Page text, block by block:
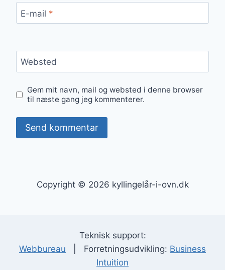
E-mail *
Websted
Gem mit navn, mail og websted i denne browser
til næste gang jeg kommenterer.
Copyright © 2026 kyllingelår-i-ovn.dk
Teknisk support:
Webbureau | Forretningsudvikling: Business
Intuition